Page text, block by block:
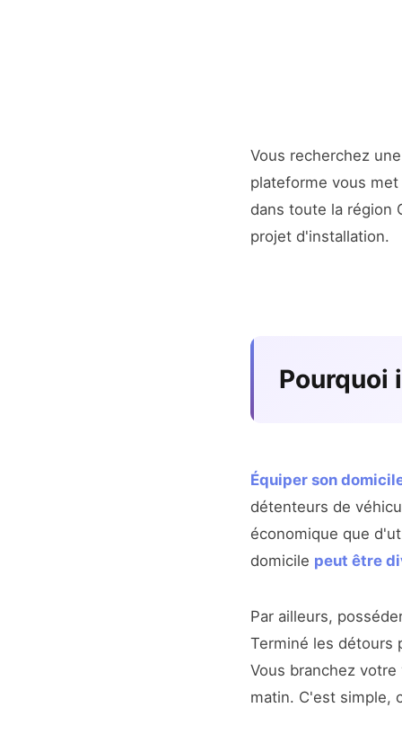
Vous recherchez
plateforme vous
dans toute la région
projet d'installation.
Pourquoi
Équiper son
détenteurs de
économique que
domicile peut être
Par ailleurs,
Terminé les détours
Vous branchez
matin. C'est simple,